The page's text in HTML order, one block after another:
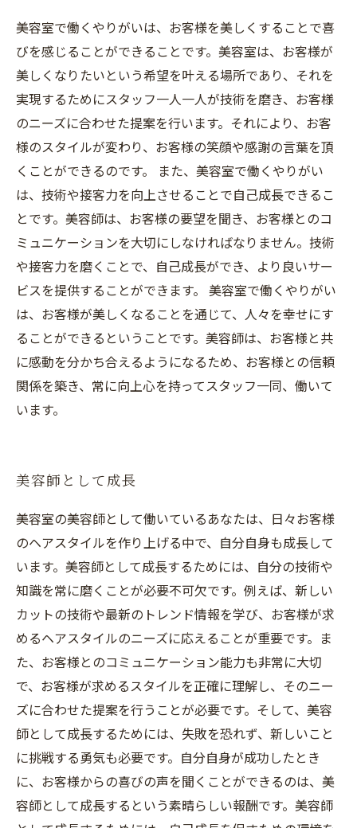
美容室で働くやりがいは、お客様を美しくすることで喜
びを感じることができることです。美容室は、お客様が
美しくなりたいという希望を叶える場所であり、それを
実現するためにスタッフ一人一人が技術を磨き、お客様
のニーズに合わせた提案を行います。それにより、お客
様のスタイルが変わり、お客様の笑顔や感謝の言葉を頂
くことができるのです。 また、美容室で働くやりがい
は、技術や接客力を向上させることで自己成長できるこ
とです。美容師は、お客様の要望を聞き、お客様とのコ
ミュニケーションを大切にしなければなりません。技術
や接客力を磨くことで、自己成長ができ、より良いサー
ビスを提供することができます。 美容室で働くやりがい
は、お客様が美しくなることを通じて、人々を幸せにす
ることができるということです。美容師は、お客様と共
に感動を分かち合えるようになるため、お客様との信頼
関係を築き、常に向上心を持ってスタッフ一同、働いて
います。
美容師として成長
美容室の美容師として働いているあなたは、日々お客様
のヘアスタイルを作り上げる中で、自分自身も成長して
います。美容師として成長するためには、自分の技術や
知識を常に磨くことが必要不可欠です。例えば、新しい
カットの技術や最新のトレンド情報を学び、お客様が求
めるヘアスタイルのニーズに応えることが重要です。ま
た、お客様とのコミュニケーション能力も非常に大切
で、お客様が求めるスタイルを正確に理解し、そのニー
ズに合わせた提案を行うことが必要です。そして、美容
師として成長するためには、失敗を恐れず、新しいこと
に挑戦する勇気も必要です。自分自身が成功したとき
に、お客様からの喜びの声を聞くことができるのは、美
容師として成長するという素晴らしい報酬です。美容師